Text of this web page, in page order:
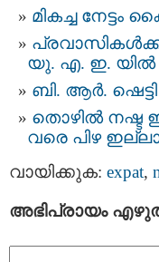
മികച്ച
യു. എ. ഇ. യിൽ
ബി. ആർ.
തൊഴിൽ നഷ്ട
വരെ പിഴ
വായിക്കുക: expat,
അഭിപ്രായം